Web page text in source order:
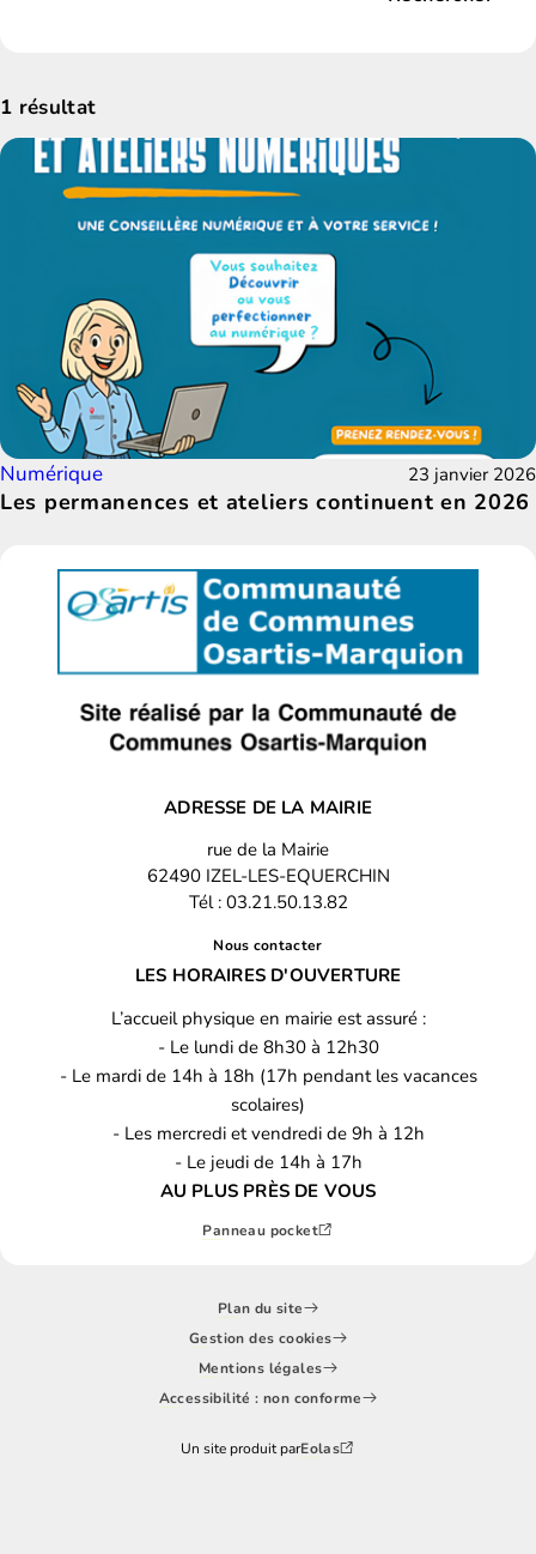
1 résultat
Les permanences et ateliers continuent en 2026
Numérique 23 janvier 2026
ADRESSE DE LA MAIRIE
rue de la Mairie
62490 IZEL-LES-EQUERCHIN
Tél : 03.21.50.13.82
Nous contacter
LES HORAIRES D'OUVERTURE
L’accueil physique en mairie est assuré :
- Le lundi de 8h30 à 12h30
- Le mardi de 14h à 18h (17h pendant les vacances
scolaires)
- Les mercredi et vendredi de 9h à 12h
- Le jeudi de 14h à 17h
AU PLUS PRÈS DE VOUS
Panneau pocket
Plan du site
Gestion des cookies
Mentions légales
Accessibilité : non conforme
Un site produit parEolas